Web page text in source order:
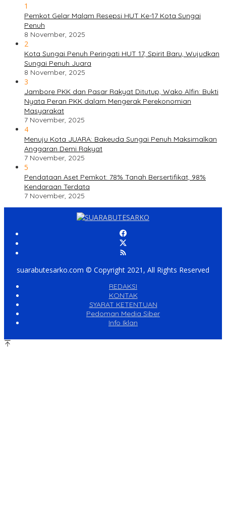
1
Pemkot Gelar Malam Resepsi HUT Ke-17 Kota Sungai
Penuh
8 November, 2025
2
Kota Sungai Penuh Peringati HUT 17, Spirit Baru, Wujudkan
Sungai Penuh Juara
8 November, 2025
3
Jambore PKK dan Pasar Rakyat Ditutup, Wako Alfin: Bukti
Nyata Peran PKK dalam Mengerak Perekonomian
Masyarakat
7 November, 2025
4
Menuju Kota JUARA: Bakeuda Sungai Penuh Maksimalkan
Anggaran Demi Rakyat
7 November, 2025
5
Pendataan Aset Pemkot: 78% Tanah Bersertifikat, 98%
Kendaraan Terdata
7 November, 2025
suarabutesarko.com © Copyright 2021, All Rights Reserved
REDAKSI
KONTAK
SYARAT KETENTUAN
Pedoman Media Siber
Info Iklan